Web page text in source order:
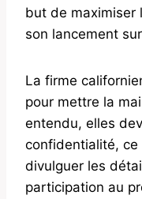
but de maximiser
son lancement
La firme
pour mettre la
entendu, elles
confidentialité, ce
divulguer les
participation au